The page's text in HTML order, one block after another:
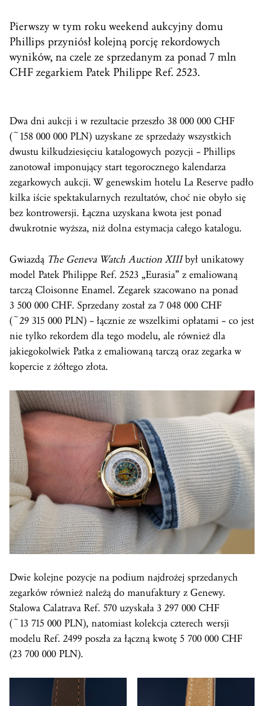
Pierwszy w tym roku weekend aukcyjny domu
Phillips przyniósł kolejną porcję rekordowych
wyników, na czele ze sprzedanym za ponad 7 mln
CHF zegarkiem Patek Philippe Ref. 2523.
Dwa dni aukcji i w rezultacie przeszło 38 000 000 CHF
(~158 000 000 PLN) uzyskane ze sprzedaży wszystkich
dwustu kilkudziesięciu katalogowych pozycji – Phillips
zanotował imponujący start tegorocznego kalendarza
zegarkowych aukcji. W genewskim hotelu La Reserve padło
kilka iście spektakularnych rezultatów, choć nie obyło się
bez kontrowersji. Łączna uzyskana kwota jest ponad
dwukrotnie wyższa, niż dolna estymacja całego katalogu.
Gwiazdą The Geneva Watch Auction XIIIbył unikatowy
model Patek Philippe Ref. 2523 „Eurasia” z emaliowaną
tarczą Cloisonne Enamel. Zegarek szacowano na ponad
3 500 000 CHF. Sprzedany został za 7 048 000 CHF
(~29 315 000 PLN) – łącznie ze wszelkimi opłatami – co jest
nie tylko rekordem dla tego modelu, ale również dla
jakiegokolwiek Patka z emaliowaną tarczą oraz zegarka w
kopercie z żółtego złota.
Dwie kolejne pozycje na podium najdrożej sprzedanych
zegarków również należą do manufaktury z Genewy.
Stalowa Calatrava Ref. 570 uzyskała 3 297 000 CHF
(~13 715 000 PLN), natomiast kolekcja czterech wersji
modelu Ref. 2499 poszła za łączną kwotę 5 700 000 CHF
(23 700 000 PLN).